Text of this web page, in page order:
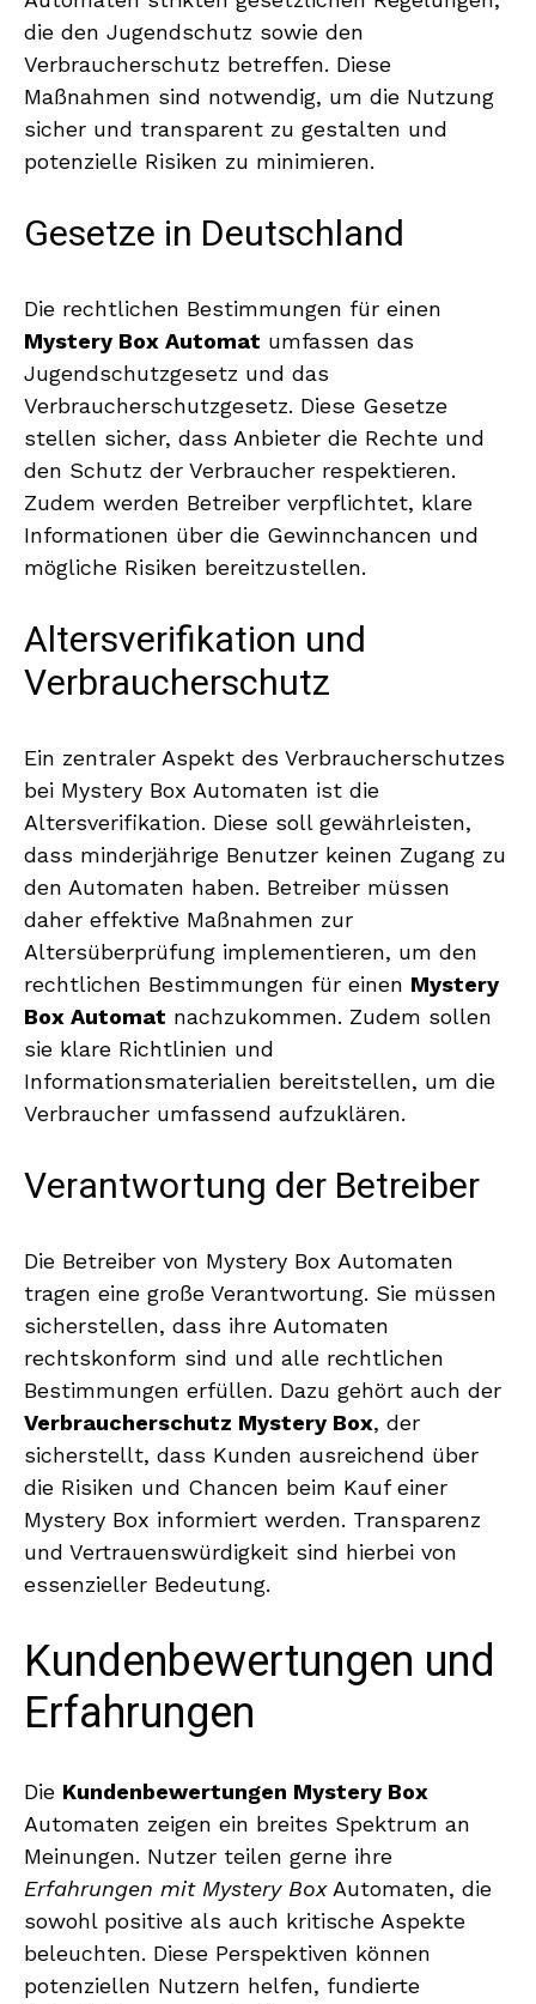
die den Jugendschutz sowie den
Verbraucherschutz betreffen. Diese
Maßnahmen sind notwendig, um die Nutzung
sicher und transparent zu gestalten und
potenzielle Risiken zu minimieren.
Gesetze in Deutschland
Die rechtlichen Bestimmungen für einen
Mystery Box Automat umfassen das
Jugendschutzgesetz und das
Verbraucherschutzgesetz. Diese Gesetze
stellen sicher, dass Anbieter die Rechte und
den Schutz der Verbraucher respektieren.
Zudem werden Betreiber verpflichtet, klare
Informationen über die Gewinnchancen und
mögliche Risiken bereitzustellen.
Altersverifikation und
Verbraucherschutz
Ein zentraler Aspekt des Verbraucherschutzes
bei Mystery Box Automaten ist die
Altersverifikation. Diese soll gewährleisten,
dass minderjährige Benutzer keinen Zugang zu
den Automaten haben. Betreiber müssen
daher effektive Maßnahmen zur
Altersüberprüfung implementieren, um den
rechtlichen Bestimmungen für einen Mystery
Box Automat nachzukommen. Zudem sollen
sie klare Richtlinien und
Informationsmaterialien bereitstellen, um die
Verbraucher umfassend aufzuklären.
Verantwortung der Betreiber
Die Betreiber von Mystery Box Automaten
tragen eine große Verantwortung. Sie müssen
sicherstellen, dass ihre Automaten
rechtskonform sind und alle rechtlichen
Bestimmungen erfüllen. Dazu gehört auch der
Verbraucherschutz Mystery Box, der
sicherstellt, dass Kunden ausreichend über
die Risiken und Chancen beim Kauf einer
Mystery Box informiert werden. Transparenz
und Vertrauenswürdigkeit sind hierbei von
essenzieller Bedeutung.
Kundenbewertungen und
Erfahrungen
Die Kundenbewertungen Mystery Box
Automaten zeigen ein breites Spektrum an
Meinungen. Nutzer teilen gerne ihre
Erfahrungen mit Mystery BoxAutomaten, die
sowohl positive als auch kritische Aspekte
beleuchten. Diese Perspektiven können
potenziellen Nutzern helfen, fundierte